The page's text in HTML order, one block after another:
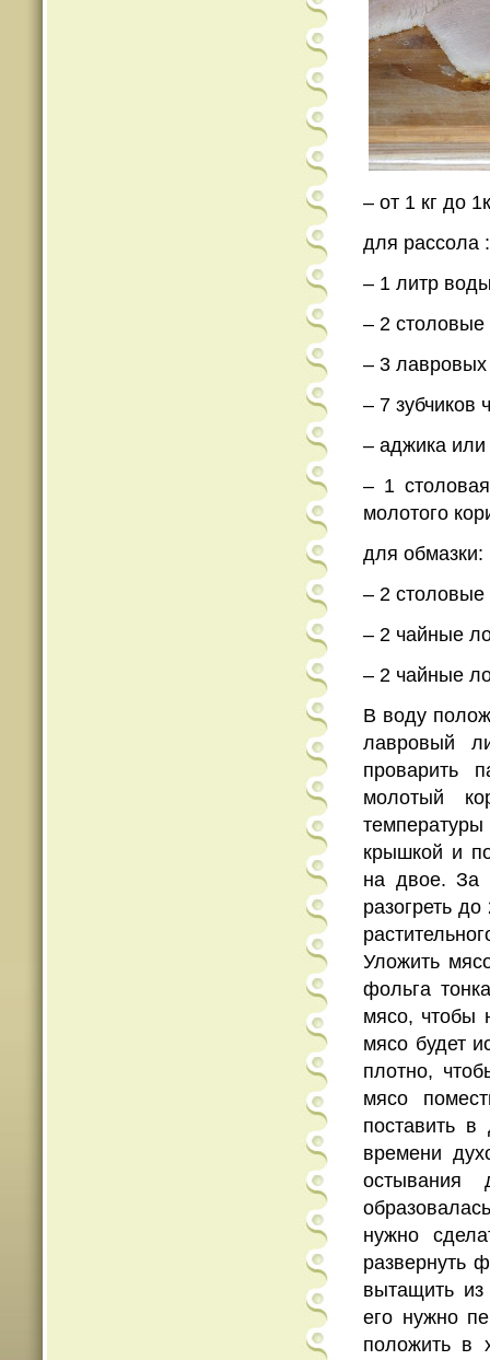
– от 1 кг до
для рассола :
– 1 литр
– 2
– 3 лавровых
– 7 зубчиков
– аджика
– 1
молотого
для обмазки:
– 2 столовые
– 2 чайные
– 2 чайные
В воду
лавровый
проварить
молотый
крышкой и
на двое. За
разогреть
Уложить
фольга
мясо, чтобы
мясо будет
плотно,
мясо
поставить
времени
нужно
развернуть
вытащить из
его нужно
положить в